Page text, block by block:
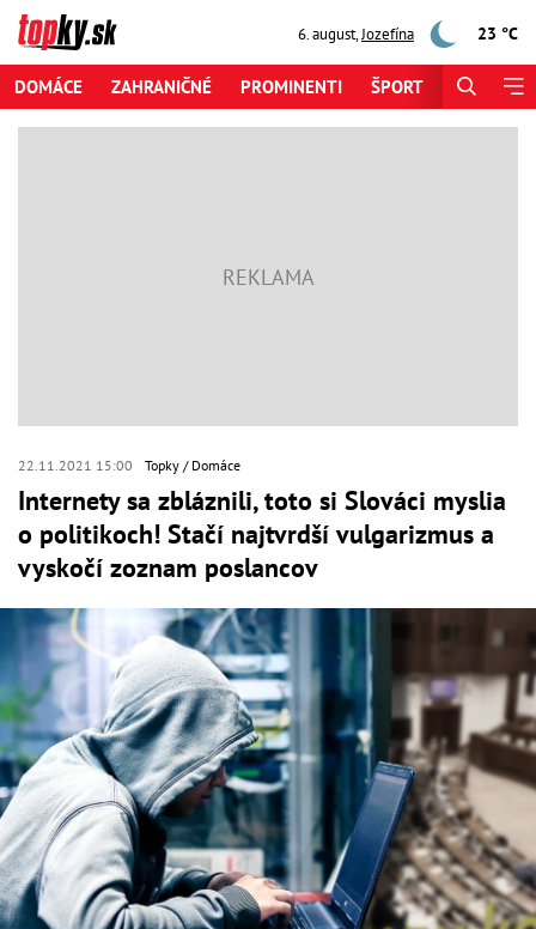
6. august,Jozefína 23 °C
DOMÁCE ZAHRANIČNÉ PROMINENTI ŠPORT
22.11.2021 15:00 Topky Domáce
Internety sa zbláznili, toto si Slováci myslia
o politikoch! Stačí najtvrdší vulgarizmus a
vyskočí zoznam poslancov